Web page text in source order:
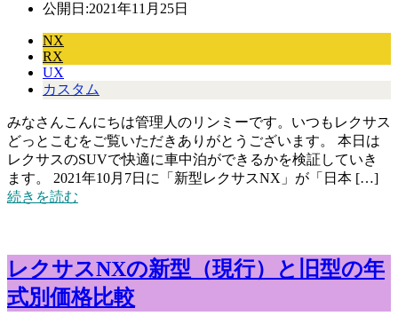
公開日:2021年11月25日
NX
RX
UX
カスタム
みなさんこんにちは管理人のリンミーです。いつもレクサス
どっとこむをご覧いただきありがとうございます。 本日は
レクサスのSUVで快適に車中泊ができるかを検証していき
ます。 2021年10月7日に「新型レクサスNX」が「日本 […]
続きを読む
レクサスNXの新型（現行）と旧型の年
式別価格比較